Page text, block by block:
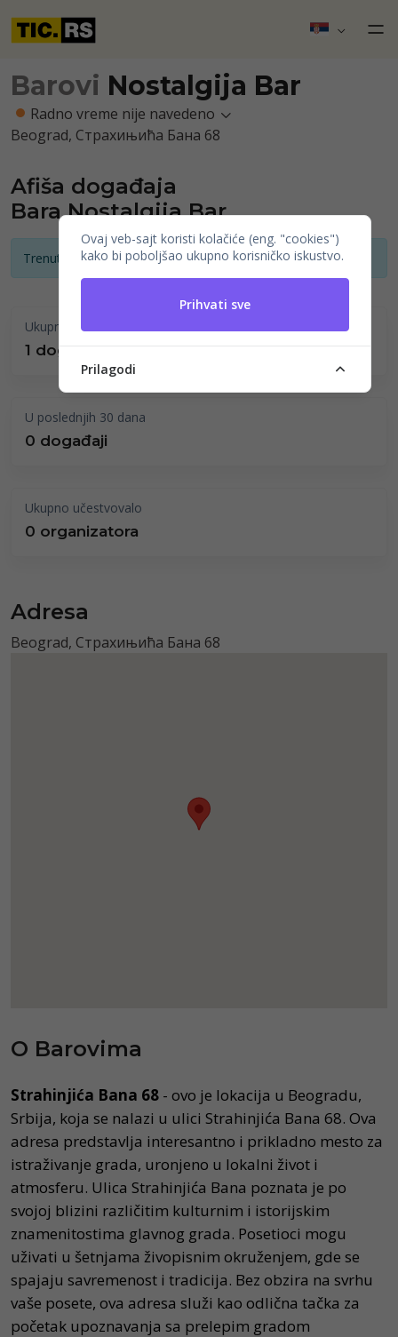
Barovi Nostalgija Bar
Radno vreme nije navedeno
Beograd, Страхињића Бана 68
Afiša događaja
Bara Nostalgija Bar
Trenutno nema najava događaja
Ukupno održano
1 događaji
U poslednjih 30 dana
0 događaji
Ukupno učestvovalo
0 organizatora
Adresa
Beograd, Страхињића Бана 68
O Barovima
Strahinjića Bana 68 - ovo je lokacija u Beogradu,
Srbija, koja se nalazi u ulici Strahinjića Bana 68. Ova
adresa predstavlja interesantno i prikladno mesto za
istraživanje grada, uronjeno u lokalni život i
atmosferu. Ulica Strahinjića Bana poznata je po
svojoj blizini različitim kulturnim i istorijskim
znamenitostima glavnog grada. Posetioci mogu
uživati u šetnjama živopisnim okruženjem, gde se
spajaju savremenost i tradicija. Bez obzira na svrhu
vaše posete, ova adresa služi kao odlična tačka za
početak upoznavanja sa prelepim gradom
Ovaj veb-sajt koristi kolačiće (eng. "cookies")
kako bi poboljšao ukupno korisničko iskustvo.
Prihvati sve
Prilagodi